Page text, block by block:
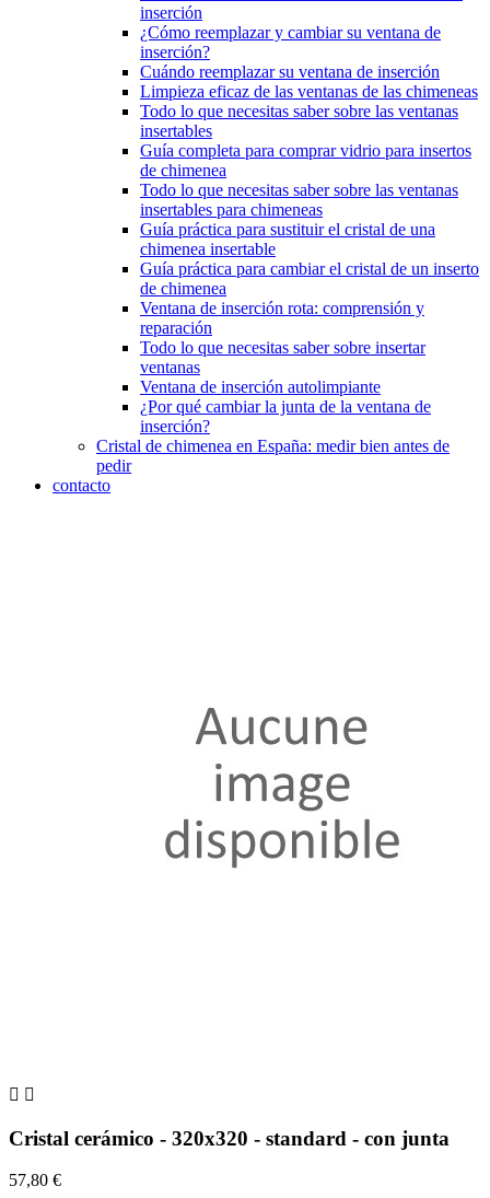
inserción
¿Cómo reemplazar y cambiar su ventana de
inserción?
Cuándo reemplazar su ventana de inserción
Limpieza eficaz de las ventanas de las chimeneas
Todo lo que necesitas saber sobre las ventanas
insertables
Guía completa para comprar vidrio para insertos
de chimenea
Todo lo que necesitas saber sobre las ventanas
insertables para chimeneas
Guía práctica para sustituir el cristal de una
chimenea insertable
Guía práctica para cambiar el cristal de un inserto
de chimenea
Ventana de inserción rota: comprensión y
reparación
Todo lo que necesitas saber sobre insertar
ventanas
Ventana de inserción autolimpiante
¿Por qué cambiar la junta de la ventana de
inserción?
Cristal de chimenea en España: medir bien antes de
pedir
contacto
 
Cristal cerámico - 320x320 - standard - con junta
57,80 €